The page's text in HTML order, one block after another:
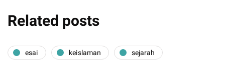
Related posts
esai keislaman sejarah